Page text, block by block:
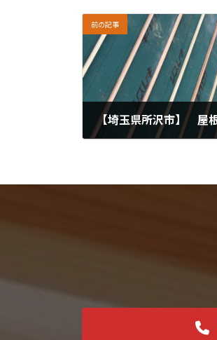
前の記事
【埼玉県所沢市】 屋